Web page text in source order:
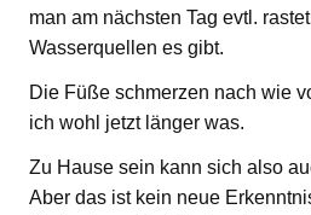
man am nächsten Tag evtl.
Wasserquellen es gibt.
Die Füße schmerzen nach wie
ich wohl jetzt länger was.
Zu Hause sein kann sich also
Aber das ist kein neue